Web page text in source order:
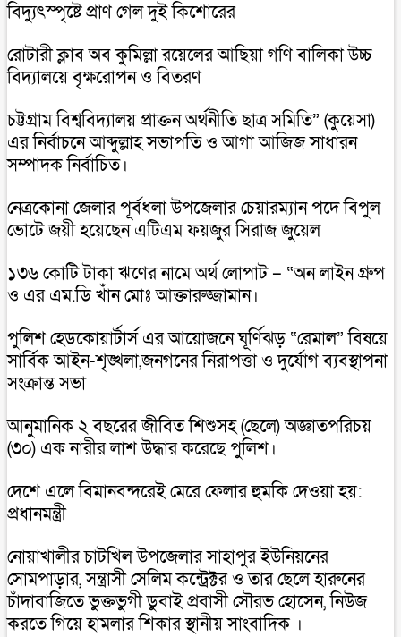
বিদ্যুৎস্পৃষ্টে প্রাণ গেল দুই কিশোরের
রোটারী ক্লাব অব কুমিল্লা রয়েলের আছিয়া গণি বালিকা উচ্চ
বিদ্যালয়ে বৃক্ষরোপন ও বিতরণ
চট্টগ্রাম বিশ্ববিদ্যালয় প্রাক্তন অর্থনীতি ছাত্র সমিতি” (কুয়েসা)
এর নির্বাচনে আব্দুল্লাহ সভাপতি ও আগা আজিজ সাধারন
সম্পাদক নির্বাচিত।
নেত্রকোনা জেলার পূর্বধলা উপজেলার চেয়ারম্যান পদে বিপুল
ভোটে জয়ী হয়েছেন এটিএম ফয়জুর সিরাজ জুয়েল
১৩৬ কোটি টাকা ঋণের নামে অর্থ লোপাট – “অন লাইন গ্রুপ
ও এর এম.ডি খাঁন মোঃ আক্তারুজ্জামান।
পুলিশ হেডকোয়ার্টার্স এর আয়োজনে ঘূর্ণিঝড় “রেমাল” বিষয়ে
সার্বিক আইন-শৃঙ্খলা,জনগনের নিরাপত্তা ও দুর্যোগ ব্যবস্থাপনা
সংক্রান্ত সভা
আনুমানিক ২ বছরের জীবিত শিশুসহ (ছেলে) অজ্ঞাতপরিচয়
(৩০) এক নারীর লাশ উদ্ধার করেছে পুলিশ।
দেশে এলে বিমানবন্দরেই মেরে ফেলার হুমকি দেওয়া হয়:
প্রধানমন্ত্রী
নোয়াখালীর চাটখিল উপজেলার সাহাপুর ইউনিয়নের
সোমপাড়ার, সন্ত্রাসী সেলিম কন্ট্রেক্টর ও তার ছেলে হারুনের
চাঁদাবাজিতে ভুক্তভুগী ডুবাই প্রবাসী সৌরভ হোসেন, নিউজ
করতে গিয়ে হামলার শিকার স্থানীয় সাংবাদিক ।